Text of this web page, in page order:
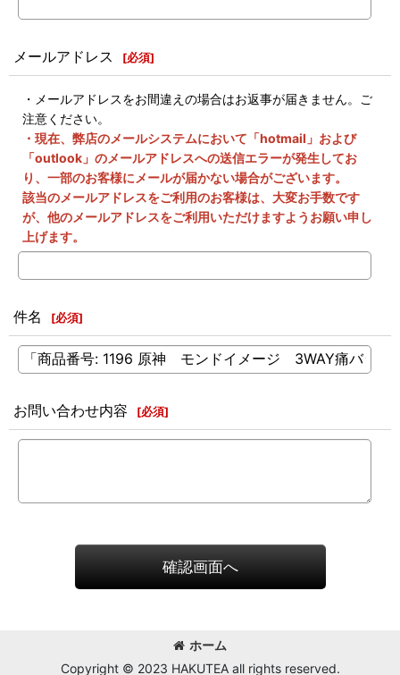
メールアドレス [必須]
・メールアドレスをお間違えの場合はお返事が届きません。ご
注意ください。
・現在、弊店のメールシステムにおいて「hotmail」および
「outlook」のメールアドレスへの送信エラーが発生してお
り、一部のお客様にメールが届かない場合がございます。
該当のメールアドレスをご利用のお客様は、大変お手数です
が、他のメールアドレスをご利用いただけますようお願い申し
上げます。
件名 [必須]
お問い合わせ内容 [必須]
確認画面へ
ホーム
Copyright © 2023 HAKUTEA all rights reserved.